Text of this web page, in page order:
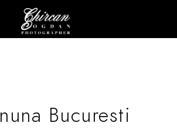
nuna Bucuresti